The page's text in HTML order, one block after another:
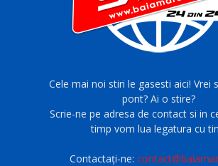
Cele mai noi stiri le gasesti aici! Vrei
pont? Ai o stire?
Scrie-ne pe adresa de contact si in
timp vom lua legatura cu
Contactați-ne: